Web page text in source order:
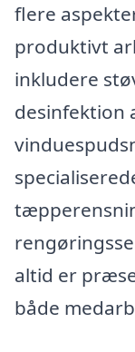
flere
produktivt
inkludere
desinfektion
altid er
både